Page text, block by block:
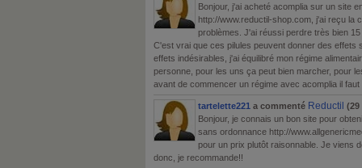
Bonjour, j'ai acheté acomplia sur un site
http://www.reductil-shop.com, j'ai reçu la
problèmes. J'ai réussi perdre très bien
C'est vrai que ces pilules peuvent donner des effets
effets indésirables, j'ai équilibré mon régime
personne, pour les uns ça peut bien marcher, pour
avant de commencer un régime avec acomplia il
tartelette221 a commenté Reductil (29
Bonjour, je connais un bon site pour
sans ordonnance http://
pour un prix plutôt raisonnable. Je viens
donc, je recommande!!